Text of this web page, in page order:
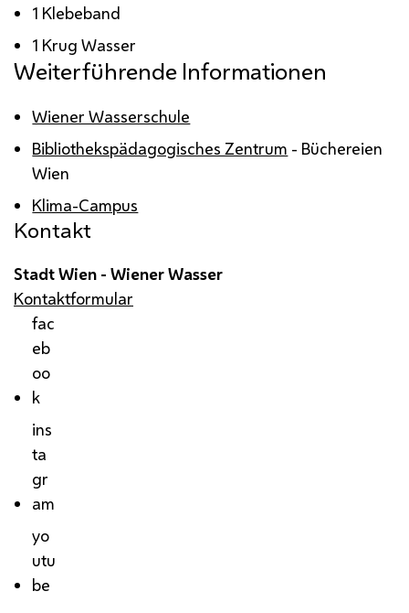
1 Klebeband
1 Krug Wasser
Weiterführende Informationen
Wiener Wasserschule
Bibliothekspädagogisches Zentrum - Büchereien
Wien
Klima-Campus
Kontakt
Stadt Wien - Wiener Wasser
Kontaktformular
fac
eb
oo
k
ins
ta
gr
am
yo
utu
be